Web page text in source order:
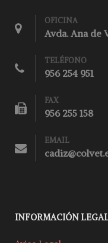
OFICINA
Avda. Ana de
TELÉFONO
956 254 951
FAX
956 255 158
EMAIL
INFORMACIÓN